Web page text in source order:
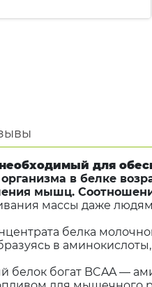
для
организма в белке
мышц.
массы даже
белка
в
белок богат BCAA —